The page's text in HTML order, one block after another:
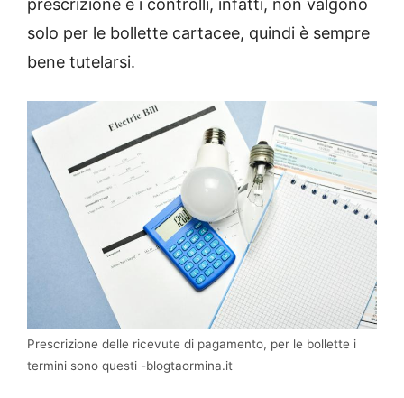
prescrizione e i controlli, infatti, non valgono
solo per le bollette cartacee, quindi è sempre
bene tutelarsi.
Prescrizione delle ricevute di pagamento, per le bollette i
termini sono questi -blogtaormina.it